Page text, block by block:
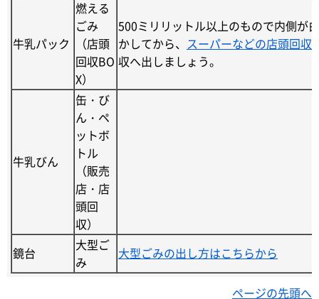
牛乳パック
燃える
ごみ
（店頭
回収BO
X）
500ミリリットル以上のもので内側が
かしてから、
スーパーなどの店頭回収
収へ出しましょう。
牛乳びん
缶・び
ん・ペ
ットボ
トル
（販売
店・店
頭回
収）
鏡台
大型ご
み
大型ごみの出し方はこちらから
ページの先頭へ